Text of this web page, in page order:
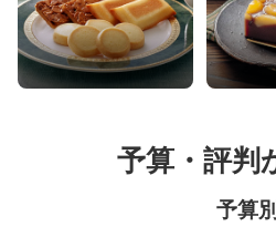
予算・評判
予算別